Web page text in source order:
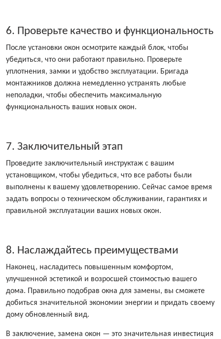
6. Проверьте качество и функциональность
После установки окон осмотрите каждый блок, чтобы
убедиться, что они работают правильно. Проверьте
уплотнения, замки и удобство эксплуатации. Бригада
монтажников должна немедленно устранять любые
неполадки, чтобы обеспечить максимальную
функциональность ваших новых окон.
7. Заключительный этап
Проведите заключительный инструктаж с вашим
установщиком, чтобы убедиться, что все работы были
выполнены к вашему удовлетворению. Сейчас самое время
задать вопросы о техническом обслуживании, гарантиях и
правильной эксплуатации ваших новых окон.
8. Наслаждайтесь преимуществами
Наконец, насладитесь повышенным комфортом,
улучшенной эстетикой и возросшей стоимостью вашего
дома. Правильно подобрав окна для замены, вы сможете
добиться значительной экономии энергии и придать своему
дому обновленный вид.
В заключение, замена окон — это значительная инвестиция